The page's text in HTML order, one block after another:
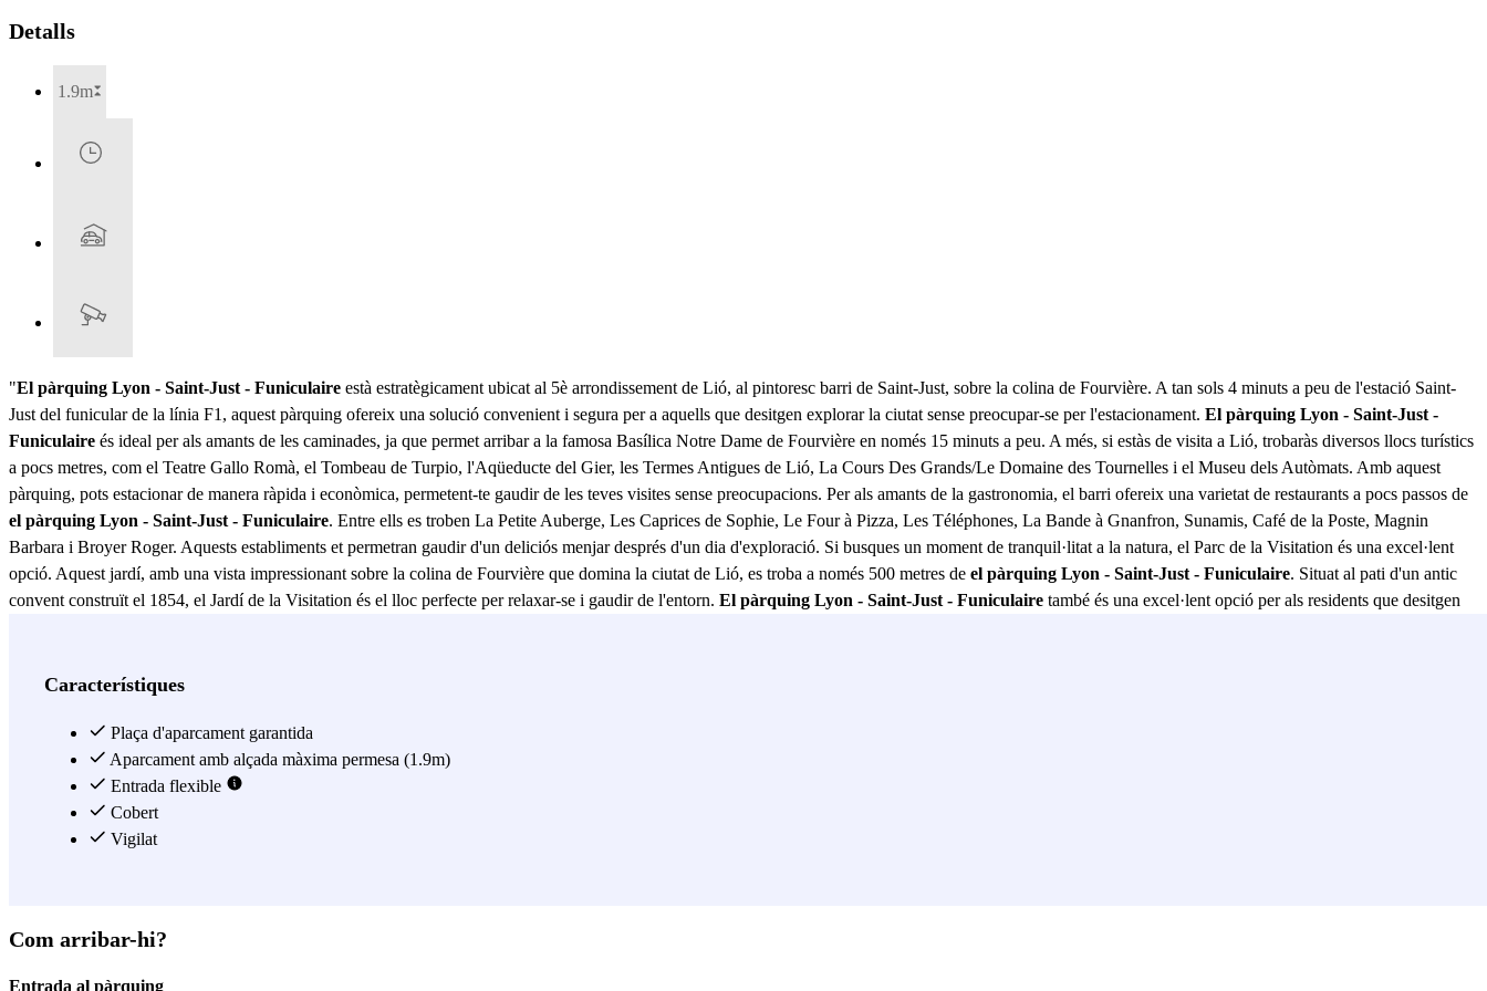
Detalls
1.9m
"El pàrquing Lyon - Saint-Just - Funiculaire està estratègicament ubicat al 5è arrondissement de Lió, al pintoresc barri de Saint-Just, sobre la colina de Fourvière. A tan sols 4 minuts a peu de l'estació Saint-
Just del funicular de la línia F1, aquest pàrquing ofereix una solució convenient i segura per a aquells que desitgen explorar la ciutat sense preocupar-se per l'estacionament. El pàrquing Lyon - Saint-Just -
Funiculaire és ideal per als amants de les caminades, ja que permet arribar a la famosa Basílica Notre Dame de Fourvière en només 15 minuts a peu. A més, si estàs de visita a Lió, trobaràs diversos llocs turístics
a pocs metres, com el Teatre Gallo Romà, el Tombeau de Turpio, l'Aqüeducte del Gier, les Termes Antigues de Lió, La Cours Des Grands/Le Domaine des Tournelles i el Museu dels Autòmats. Amb aquest
pàrquing, pots estacionar de manera ràpida i econòmica, permetent-te gaudir de les teves visites sense preocupacions. Per als amants de la gastronomia, el barri ofereix una varietat de restaurants a pocs passos de
el pàrquing Lyon - Saint-Just - Funiculaire. Entre ells es troben La Petite Auberge, Les Caprices de Sophie, Le Four à Pizza, Les Téléphones, La Bande à Gnanfron, Sunamis, Café de la Poste, Magnin
Barbara i Broyer Roger. Aquests establiments et permetran gaudir d'un deliciós menjar després d'un dia d'exploració. Si busques un moment de tranquil·litat a la natura, el Parc de la Visitation és una excel·lent
opció. Aquest jardí, amb una vista impressionant sobre la colina de Fourvière que domina la ciutat de Lió, es troba a només 500 metres de el pàrquing Lyon - Saint-Just - Funiculaire. Situat al pati d'un antic
convent construït el 1854, el Jardí de la Visitation és el lloc perfecte per relaxar-se i gaudir de l'entorn. El pàrquing Lyon - Saint-Just - Funiculaire també és una excel·lent opció per als residents que desitgen
Choulans, Rue Benoist Mary, Rue des Basses Verchères i Rue des Chevaucheurs, facilitant encara més l'accés i la sortida del pàrquing. En resum,
Veure més
Característiques
Plaça d'aparcament garantida
Aparcament amb alçada màxima permesa (1.9m)
Entrada flexible
Cobert
Vigilat
Com arribar-hi?
Entrada al pàrquing